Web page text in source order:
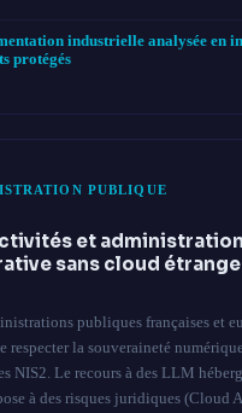
industrielle analysée en
protégés
PUBLIQUE
et
sans cloud
publiques françaises et
respecter la souveraineté
NIS2. Le recours à des LLM
à des risques juridiques (Cloud